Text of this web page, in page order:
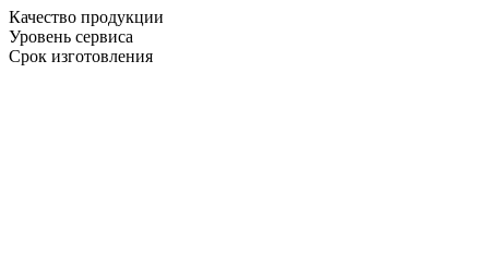
Качество продукции
Уровень сервиса
Срок изготовления